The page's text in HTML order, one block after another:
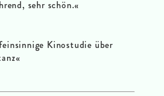
sehr schön.«
Kinostudie über
«